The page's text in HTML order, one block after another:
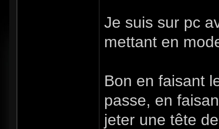
Je suis sur pc
mettant en
Bon en faisant
passe, en
jeter une tête